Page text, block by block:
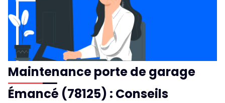
Maintenance porte de garage
Émancé (78125) : Conseils